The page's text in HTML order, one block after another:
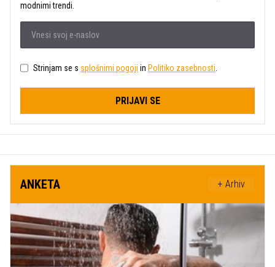
modnimi trendi.
Strinjam se s splošnimi pogoji in Politiko zasebnosti
PRIJAVI SE
ANKETA + Arhiv